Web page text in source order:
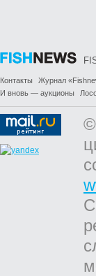
Контакты Журнал
И вновь — аукционы